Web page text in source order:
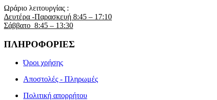
Ωράριο λειτουργίας :
Δευτέρα -Παρασκευή 8:45 – 17:10
Σάββατο 8:45 – 13:30
ΠΛΗΡΟΦΟΡΙΕΣ
Όροι χρήσης
Αποστολές - Πληρωμές
Πολιτική απορρήτου